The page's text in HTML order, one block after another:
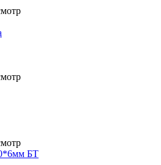
БТ